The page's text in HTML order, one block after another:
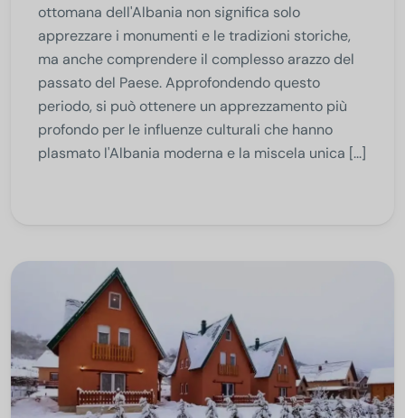
ottomana dell'Albania non significa solo
apprezzare i monumenti e le tradizioni storiche,
ma anche comprendere il complesso arazzo del
passato del Paese. Approfondendo questo
periodo, si può ottenere un apprezzamento più
profondo per le influenze culturali che hanno
plasmato l'Albania moderna e la miscela unica [...]